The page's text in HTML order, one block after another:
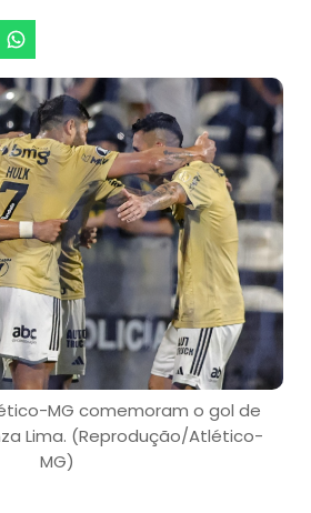
MG comemoram o gol de
Lima. (Reprodução/Atlético-
MG)